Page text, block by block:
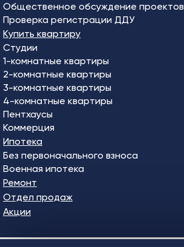
Общественное обсуждение проектов
Проверка регистрации ДДУ
Купить квартиру
Студии
1-комнатные квартиры
2-комнатные квартиры
3-комнатные квартиры
4-комнатные квартиры
Пентхаусы
Коммерция
Ипотека
Без первоначального взноса
Военная ипотека
Ремонт
Отдел продаж
Акции